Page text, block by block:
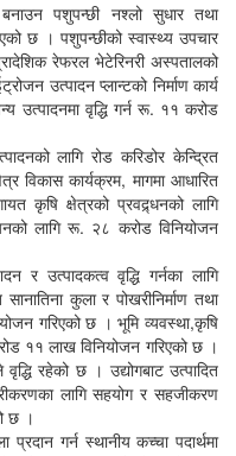
पशुपन्छी नश्लो सुधार तथा
छ । पशुपन्छीको स्वास्थ्य उपचार
रेफरल भेटेरिनरी अस्पतालको
उत्पादन प्लान्टको निर्माण कार्य
उत्पादनमा वृद्धि गर्न रू. ११ करोड
लागि रोड करिडोर केन्द्रित
विकास कार्यक्रम, मागमा आधारित
कृषि क्षेत्रको प्रवद्र्धनको लागि
लागि रू. २८ करोड विनियोजन
र उत्पादकत्व वृद्धि गर्नका लागि
कुला र पोखरीनिर्माण तथा
गरिएको छ । भूमि व्यवस्था,कृषि
११ लाख विनियोजन गरिएको छ ।
रहेको छ । उद्योगबाट उत्पादित
लागि सहयोग र सहजीकरण
छ ।
प्रदान गर्न स्थानीय कच्चा पदार्थमा